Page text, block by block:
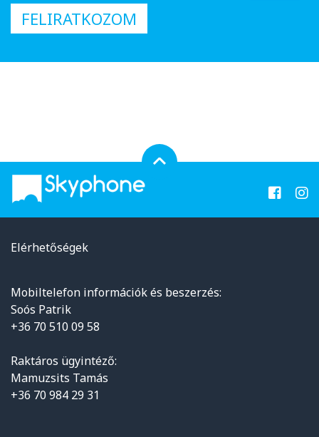
FELIRATKOZOM
Elérhetőségek
Mobiltelefon információk és beszerzés:
Soós Patrik
+36 70 510 09 58
Raktáros ügyintéző:
Mamuzsits Tamás
+36 70 984 29 31